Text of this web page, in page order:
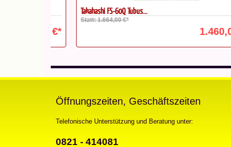
Takahashi FS-60Q Tubus...
Statt: 1.664,00 €*
1.460,00 €*
Öffnungszeiten, Geschäftszeiten
Telefonische Unterstützung und Beratung unter:
0821 - 414081